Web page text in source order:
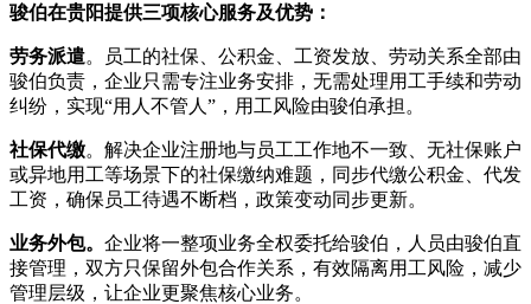
骏伯在贵阳提供三项核心服务及优势：
劳务派遣。员工的社保、公积金、工资发放、劳动关系全部由
骏伯负责，企业只需专注业务安排，无需处理用工手续和劳动
纠纷，实现“用人不管人”，用工风险由骏伯承担。
社保代缴。解决企业注册地与员工工作地不一致、无社保账户
或异地用工等场景下的社保缴纳难题，同步代缴公积金、代发
工资，确保员工待遇不断档，政策变动同步更新。
业务外包。 企业将一整项业务全权委托给骏伯，人员由骏伯直
接管理，双方只保留外包合作关系，有效隔离用工风险，减少
管理层级，让企业更聚焦核心业务。